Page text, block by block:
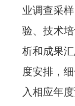
业调查采
验、技术
析和成果汇
度安排，
入相应年